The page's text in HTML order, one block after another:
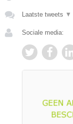
Laatste tweets ▼
Sociale media: